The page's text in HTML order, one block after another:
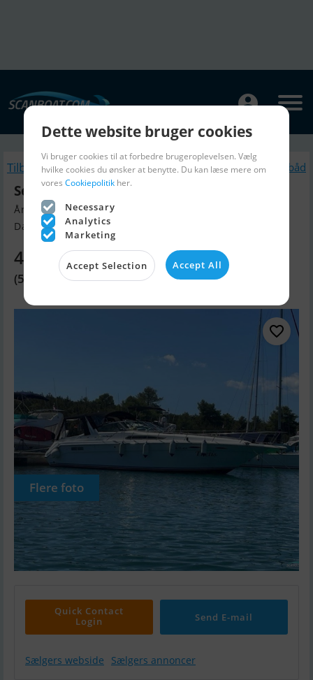
Tilbage Lignende Motorbåd
Sea Ray 370
Årgang 1991, Motorbåd til salg
Dalmatien, Kroatien
440.440 DKK
(59.000 EUR)
Flere foto
Quick Contact
Login
Send E-mail
Sælgers webside Sælgers annoncer
Dette website bruger cookies
Vi bruger cookies til at forbedre brugeroplevelsen. Vælg
hvilke cookies du ønsker at benytte. Du kan læse mere om
vores Cookiepolitik her.
Necessary
Analytics
Marketing
Accept Selection Accept All